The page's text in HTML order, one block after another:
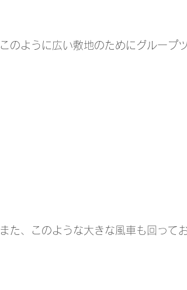
このように広い敷地のためにグループ
また、このような大きな風車も回って